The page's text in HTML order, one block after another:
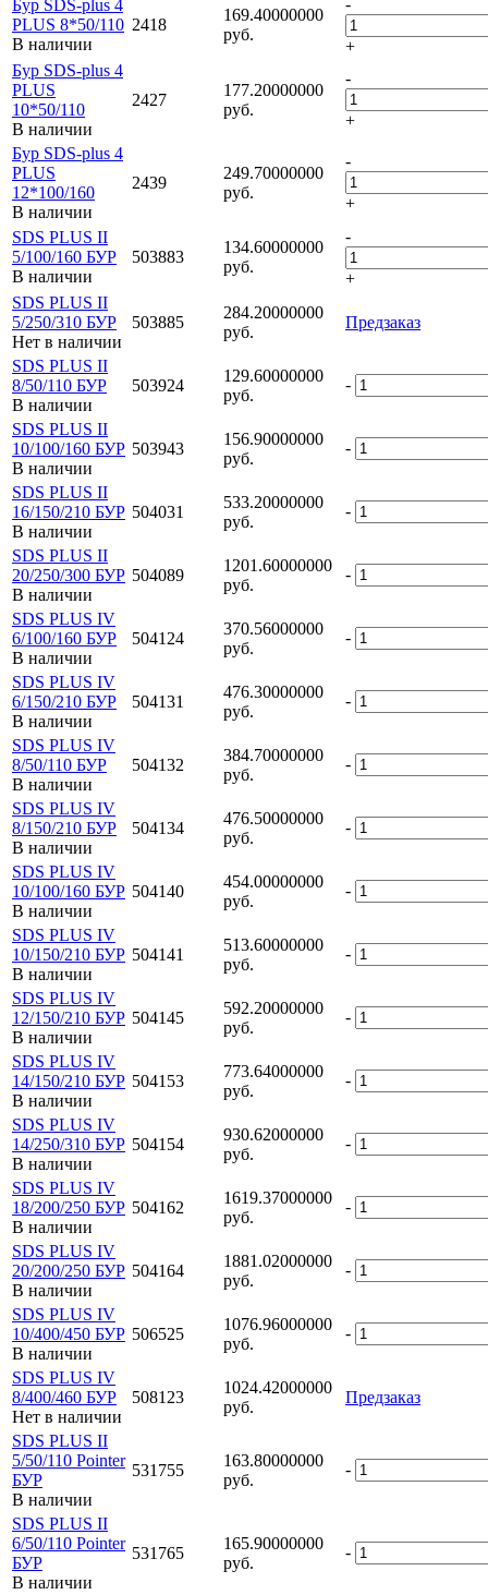
Бур SDS-plus 4
PLUS 8*50/110
В наличии
2418
169.40000000
руб.
+
Бур SDS-plus 4
PLUS
10*50/110
В наличии
2427
177.20000000
руб.
-
+
Бур SDS-plus 4
PLUS
12*100/160
В наличии
2439
249.70000000
руб.
-
+
SDS PLUS II
5/100/160 БУР
В наличии
503883
134.60000000
руб.
-
+
SDS PLUS II
5/250/310 БУР
Нет в наличии
503885
284.20000000
руб.
Предзаказ
SDS PLUS II
8/50/110 БУР
В наличии
503924
129.60000000
руб.
-
SDS PLUS II
10/100/160 БУР
В наличии
503943
156.90000000
руб.
-
SDS PLUS II
16/150/210 БУР
В наличии
504031
533.20000000
руб.
-
SDS PLUS II
20/250/300 БУР
В наличии
504089
1201.60000000
руб.
-
SDS PLUS IV
6/100/160 БУР
В наличии
504124
370.56000000
руб.
-
SDS PLUS IV
6/150/210 БУР
В наличии
504131
476.30000000
руб.
-
SDS PLUS IV
8/50/110 БУР
В наличии
504132
384.70000000
руб.
-
SDS PLUS IV
8/150/210 БУР
В наличии
504134
476.50000000
руб.
-
SDS PLUS IV
10/100/160 БУР
В наличии
504140
454.00000000
руб.
-
SDS PLUS IV
10/150/210 БУР
В наличии
504141
513.60000000
руб.
-
SDS PLUS IV
12/150/210 БУР
В наличии
504145
592.20000000
руб.
-
SDS PLUS IV
14/150/210 БУР
В наличии
504153
773.64000000
руб.
-
SDS PLUS IV
14/250/310 БУР
В наличии
504154
930.62000000
руб.
-
SDS PLUS IV
18/200/250 БУР
В наличии
504162
1619.37000000
руб.
-
SDS PLUS IV
20/200/250 БУР
В наличии
504164
1881.02000000
руб.
-
SDS PLUS IV
10/400/450 БУР
В наличии
506525
1076.96000000
руб.
-
SDS PLUS IV
8/400/460 БУР
Нет в наличии
508123
1024.42000000
руб.
Предзаказ
SDS PLUS II
5/50/110 Pointer
БУР
В наличии
531755
163.80000000
руб.
-
SDS PLUS II
6/50/110 Pointer
БУР
В наличии
531765
165.90000000
руб.
-